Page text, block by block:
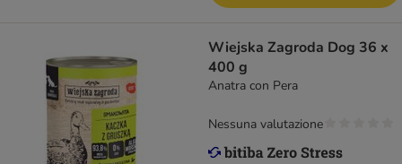
Wiejska Zagroda Dog 36 x
400 g
Anatra con Pera
Nessuna valutazione